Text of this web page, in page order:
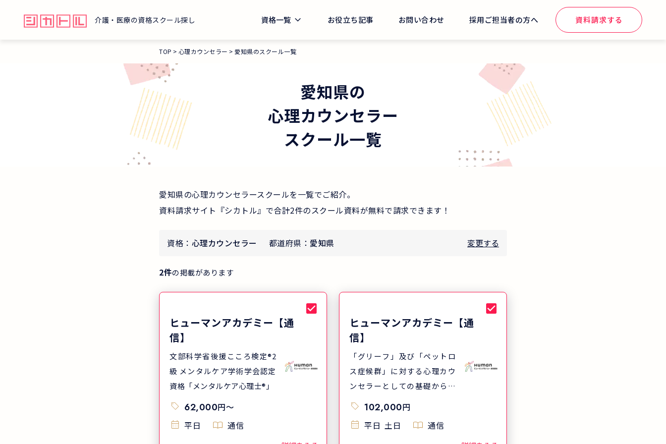
介護・医療の資格スクール探し 資格一覧 お役立ち記事 お問い合わせ 採用ご担当者の方へ 資料請求する
TOP 心理カウンセラー 愛知県のスクール一覧
愛知県の
心理カウンセラー
スクール一覧
愛知県の心理カウンセラースクールを一覧でご紹介。
資料請求サイト『シカトル』で合計2件のスクール資料が無料で請求できます！
資格： 心理カウンセラー 都道府県： 愛知県 変更する
2件の掲載があります
ヒューマンアカデミー【通
信】
文部科学省後援こころ検定®2
級 メンタルケア学術学会認定
資格「メンタルケア心理士®」
62,000円〜
平日
通信
ヒューマンアカデミー【通
信】
「グリーフ」及び「ペットロ
ス症候群」に対する心理カウ
ンセラーとしての基礎から専
門知識を身に付けます。専門
領域としてのペットロス（喪
失感・悲嘆など）症候群に対
102,000円
平日 土日 通信